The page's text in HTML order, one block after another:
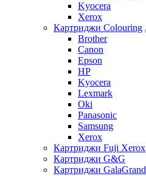
Kyocera
Xerox
Картриджи Colouring
Brother
Canon
Epson
HP
Kyocera
Lexmark
Oki
Panasonic
Samsung
Xerox
Картриджи Fuji Xerox
Картриджи G&G
Картриджи GalaGrand